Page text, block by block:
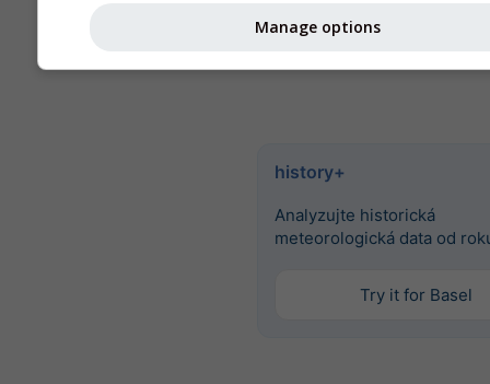
srážky, ve formátu CSV
history+
Analyzujte historická
meteorologická data od
Try it for Basel
Manage options